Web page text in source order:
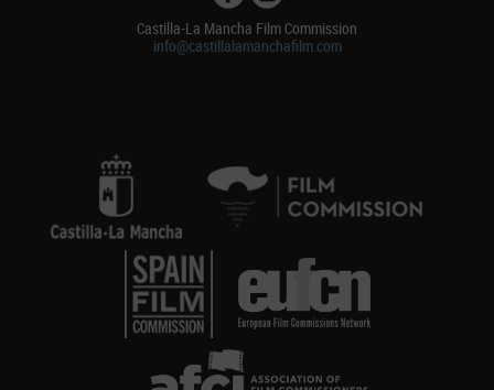
Castilla-La Mancha Film Commission
info@castillalamanchafilm.com